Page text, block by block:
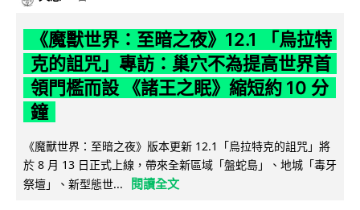
《魔獸世界：至暗之夜》12.1 「烏拉特
克的詛咒」專訪：巢穴不為提高世界首
領門檻而設 《諸王之眠》縮短約 10 分
鐘
《魔獸世界：至暗之夜》版本更新 12.1「烏拉特克的詛咒」將
於 8 月 13 日正式上線，帶來全新區域「盤蛇島」、地城「毒牙
祭壇」、新型態世...
閱讀全文